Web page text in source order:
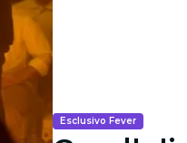
Esclusivo Fever